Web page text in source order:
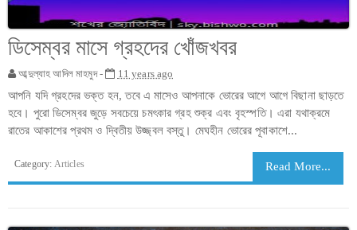
ডিসেম্বর মাসে গ্রহদের খোঁজখবর
আব্দুল্যাহ আদিল মাহমুদ - 11 years ago
আপনি যদি গ্রহদের ভক্ত হন, তবে এ মাসেও আপনাকে ভোরের আগে আগে বিছানা ছাড়তে
হবে। পুরো ডিসেম্বর জুড়ে সবচেয়ে চমৎকার গ্রহ শুক্র এবং বৃহস্পতি। এরা যথাক্রমে
রাতের আকাশের প্রথম ও দ্বিতীয় উজ্জ্বল বস্তু। মেঘহীন ভোরের পূবাকাশে...
Category: Articles Read More...